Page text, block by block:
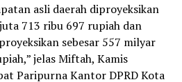
asli daerah diproyeksikan
713 ribu 697 rupiah dan
sebesar 557 milyar
jelas Miftah, Kamis
Paripurna Kantor DPRD Kota